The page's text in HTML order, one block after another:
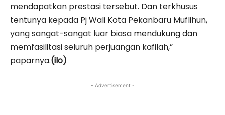
mendapatkan prestasi tersebut. Dan terkhusus
tentunya kepada Pj Wali Kota Pekanbaru Muflihun,
yang sangat-sangat luar biasa mendukung dan
memfasilitasi seluruh perjuangan kafilah,”
paparnya.(ilo)
- Advertisement -